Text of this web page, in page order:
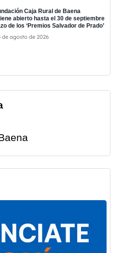
Caja Rural de Baena
abierto hasta el 30 de septiembre
de los ‘Premios Salvador de Prado’
de agosto de 2026